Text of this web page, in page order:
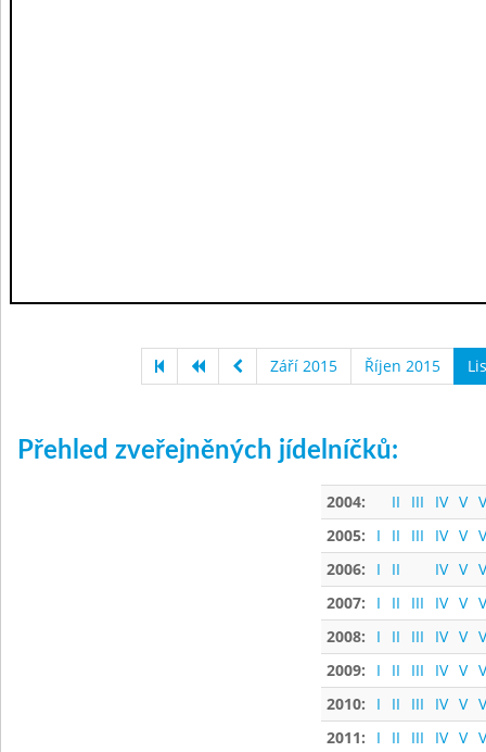
Září 2015 Říjen 2015
Přehled zveřejněných jídelníčků:
2004: II III IV V
2005:
I II III IV V
2006:
I II IV V
2007:
I II III IV V
2008:
I II III IV V
2009:
I II III IV V
2010:
I II III IV V
2011:
I II III IV V